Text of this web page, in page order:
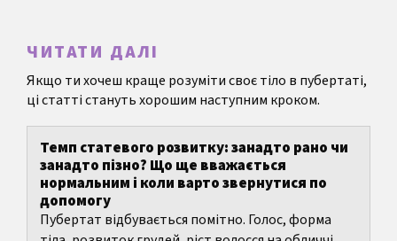
ЧИТАТИ ДАЛІ
Якщо ти хочеш краще розуміти своє тіло в пубертаті,
ці статті стануть хорошим наступним кроком.
Темп статевого розвитку: занадто рано чи
занадто пізно? Що ще вважається
нормальним і коли варто звернутися по
допомогу
Пубертат відбувається помітно. Голос, форма